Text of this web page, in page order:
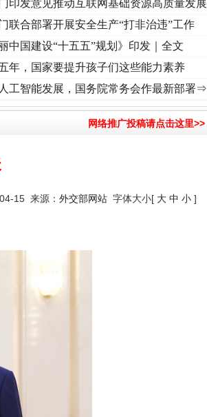
·[视频] 牢记初心使命 奋进复兴征程丨“转折之城”激荡..
印发意见推动互联网基础资源高质量发展
联合部署开展安全生产“打非治违”工作
丽中国建设“十五五”规划》印发｜全文
年，国家要提升孩子们这些能力素养
工智能发展，国务院常务会作最新部署⇒
网络推广投稿请点击这里>>
15 来源： 外交部网站 字体大小[ 大 中 小 ]